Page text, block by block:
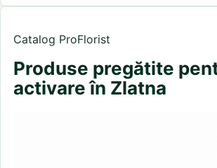
Catalog ProFlorist
Produse pregătite
activare în Zlatna